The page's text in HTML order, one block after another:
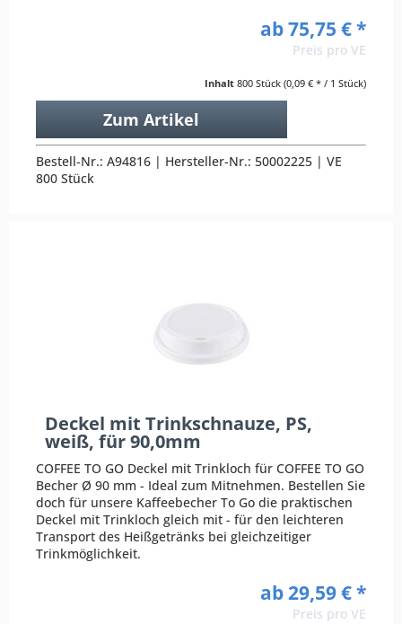
ab 75,75 € *
Preis pro VE
Inhalt 800 Stück (0,09 € * / 1 Stück)
Zum Artikel
Bestell-Nr.: A94816 | Hersteller-Nr.: 50002225 | VE
800 Stück
Deckel mit Trinkschnauze, PS,
weiß, für 90,0mm
COFFEE TO GO Deckel mit Trinkloch für COFFEE TO GO
Becher Ø 90 mm - Ideal zum Mitnehmen. Bestellen Sie
doch für unsere Kaffeebecher To Go die praktischen
Deckel mit Trinkloch gleich mit - für den leichteren
Transport des Heißgetränks bei gleichzeitiger
Trinkmöglichkeit.
ab 29,59 € *
Preis pro VE